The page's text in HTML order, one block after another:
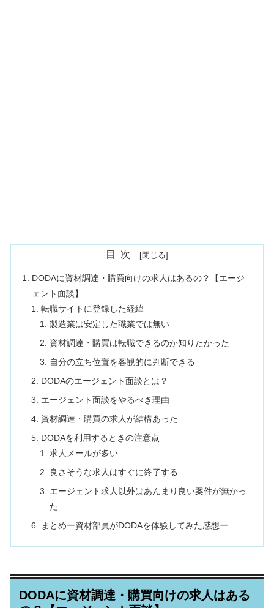
目次
DODAに資材調達・購買向けの求人はあるの？【エージ
ェント面談】
転職サイトに登録した経緯
製造業は安定した職業では無い
資材調達・購買は転職できるのか知りたかった
自分の立ち位置を客観的に判断できる
DODAのエージェント面談とは？
エージェント面談をやるべき理由
資材調達・購買の求人が結構あった
DODAを利用するときの注意点
求人メールが多い
良さそうな求人はすぐに終了する
エージェント求人以外はあんまり良い案件が無かっ
た
まとめー資材部員がDODAを体験してみた感想ー
DODAに資材調達・購買向けの求人はある